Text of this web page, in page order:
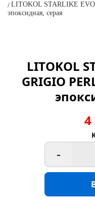
LITOKOL STARLIKE EVO
эпоксидная, серая
LITOKOL
GRIGIO
4
-